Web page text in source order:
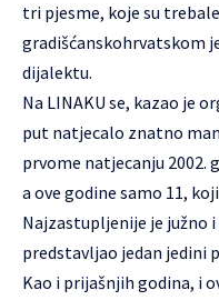
tri pjesme, koje su
gradišćanskohrvatskom
dijalektu.
Na LINAKU se, kazao je
put natjecalo znatno
prvome natjecanju 2002.
a ove godine samo 11,
Najzastupljenije je južno i
predstavljao jedan jedini
Kao i prijašnjih godina, i